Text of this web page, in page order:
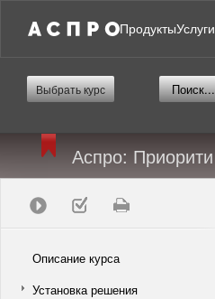
ПродуктыУслуги
Выбрать курс
Аспро: Приорити
Описание курса
Установка решения